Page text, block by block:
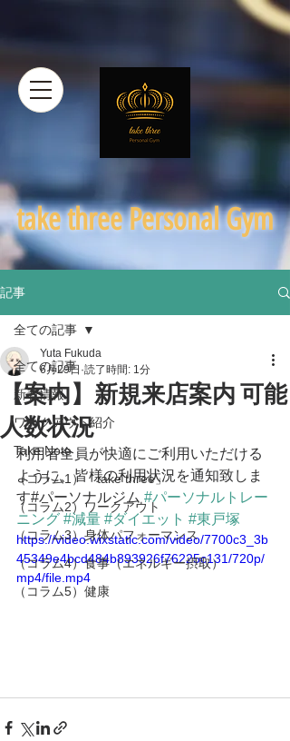
​take three Personal Gym
記事
全ての記事
新着情報
ワークアウト紹介
Take Note
（コラム1）「take three」
（コラム2）ワークアウト
（コラム3）身体パフォーマンス
（コラム4）食事（エネルギー摂取）
（コラム5）健康
全ての記事
【案内】新規来店案内 可能
人数状況
Yuta Fukuda
6月29日 読了時間: 1分
利用者全員が快適にご利用いただける
ように、皆様の利用状況を通知致しま
す#パーソナルジム #パーソナルトレー
ニング #減量 #ダイエット #東戸塚
https://video.wixstatic.com/video/7700c3_3b
45349e4bcd484b893926f76225c131/720p/
mp4/file.mp4